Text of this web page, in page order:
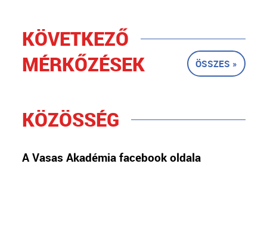
KÖVETKEZŐ
MÉRKŐZÉSEK
ÖSSZES »
KÖZÖSSÉG
A Vasas Akadémia facebook oldala